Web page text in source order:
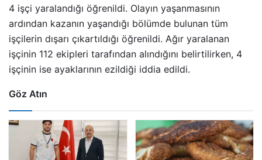
4 işçi yaralandığı öğrenildi. Olayın yaşanmasının
ardından kazanın yaşandığı bölümde bulunan tüm
işçilerin dışarı çıkartıldığı öğrenildi. Ağır yaralanan
işçinin 112 ekipleri tarafından alındığını belirtilirken, 4
işçinin ise ayaklarının ezildiği iddia edildi.
Göz Atın